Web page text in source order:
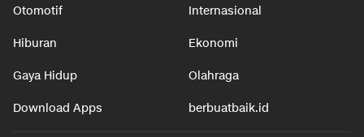
Otomotif Internasional
Hiburan Ekonomi
Gaya Hidup Olahraga
Download Apps berbuatbaik.id